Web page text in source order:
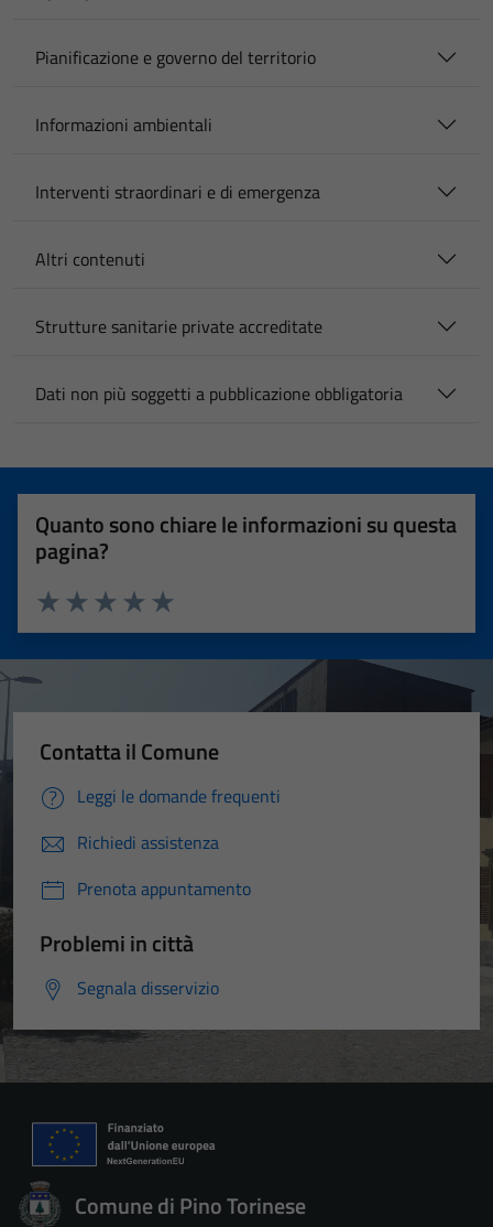
Pianificazione e governo del territorio
Informazioni ambientali
Interventi straordinari e di emergenza
Altri contenuti
Strutture sanitarie private accreditate
Dati non più soggetti a pubblicazione obbligatoria
Quanto sono chiare le informazioni su questa
pagina?
Valuta 5 stelle su 5
Valuta 4 stelle su 5
Valuta 3 stelle su 5
Valuta 2 stelle su 5
Valuta 1 stelle su 5
Contatta il Comune
Leggi le domande frequenti
Richiedi assistenza
Prenota appuntamento
Problemi in città
Segnala disservizio
Comune di Pino Torinese